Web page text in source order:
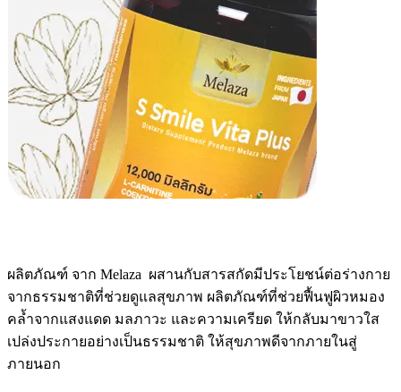
ผลิตภัณฑ์ จาก Melaza ผสานกับสารสกัดมีประโยชน์ต่อร่างกาย
จากธรรมชาติที่ช่วยดูแลสุขภาพ ผลิตภัณฑ์ที่ช่วยฟื้นฟูผิวหมอง
คล้ำจากแสงแดด มลภาวะ และความเครียด ให้กลับมาขาวใส
เปล่งประกายอย่างเป็นธรรมชาติ ให้สุขภาพดีจากภายในสู่
ภายนอก